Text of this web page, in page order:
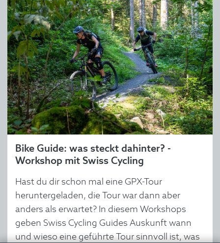
Bike Guide: was steckt dahinter? -
Workshop mit Swiss Cycling
Hast du dir schon mal eine GPX-Tour
heruntergeladen, die Tour war dann aber
anders als erwartet? In diesem Workshops
geben Swiss Cycling Guides Auskunft wann
und wieso eine geführte Tour sinnvoll ist, was